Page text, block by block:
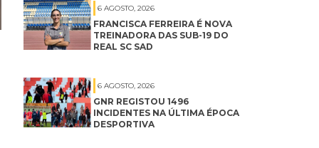
6 AGOSTO, 2026
FRANCISCA FERREIRA É NOVA
TREINADORA DAS SUB-19 DO
REAL SC SAD
6 AGOSTO, 2026
GNR REGISTOU 1496
INCIDENTES NA ÚLTIMA ÉPOCA
DESPORTIVA